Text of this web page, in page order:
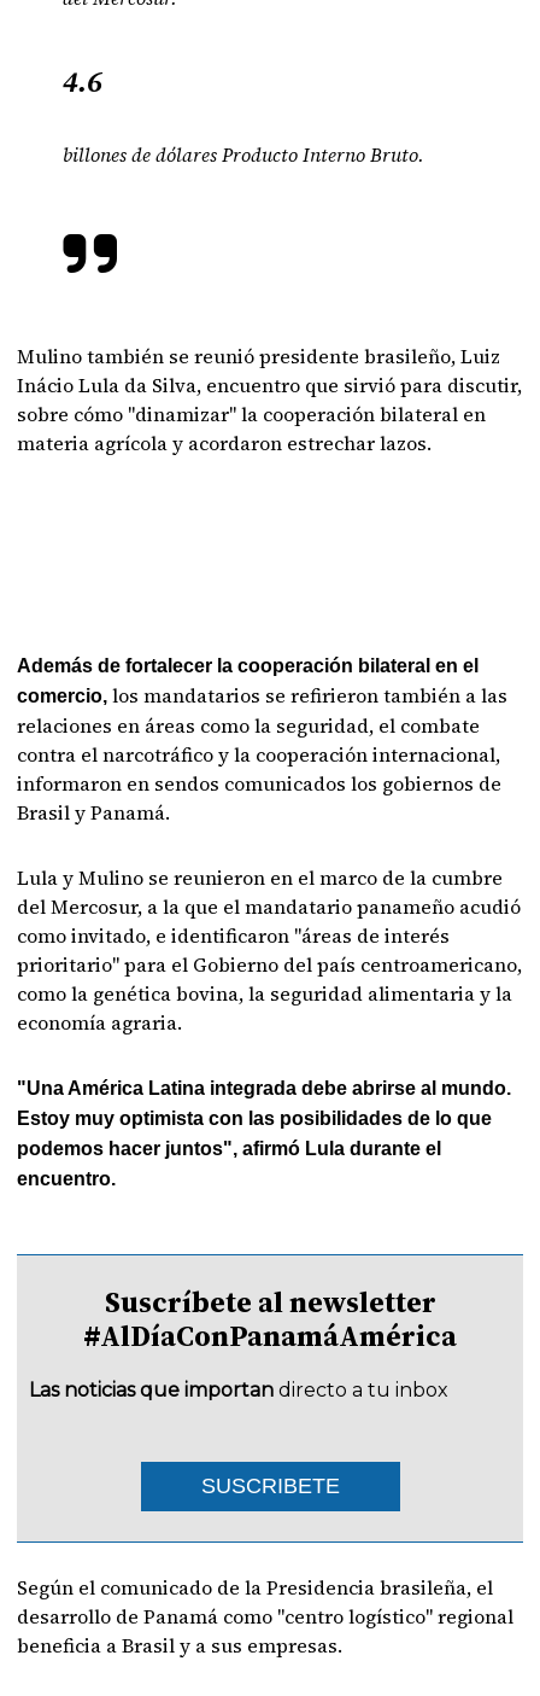
4.6
billones de dólares Producto Interno Bruto.
Mulino también se reunió presidente brasileño, Luiz
Inácio Lula da Silva, encuentro que sirvió para discutir,
sobre cómo "dinamizar" la cooperación bilateral en
materia agrícola y acordaron estrechar lazos.
Además de fortalecer la cooperación bilateral en el
comercio, los mandatarios se refirieron también a las
relaciones en áreas como la seguridad, el combate
contra el narcotráfico y la cooperación internacional,
informaron en sendos comunicados los gobiernos de
Brasil y Panamá.
Lula y Mulino se reunieron en el marco de la cumbre
del Mercosur, a la que el mandatario panameño acudió
como invitado, e identificaron "áreas de interés
prioritario" para el Gobierno del país centroamericano,
como la genética bovina, la seguridad alimentaria y la
economía agraria.
"Una América Latina integrada debe abrirse al mundo.
Estoy muy optimista con las posibilidades de lo que
podemos hacer juntos", afirmó Lula durante el
encuentro.
Suscríbete al newsletter
#AlDíaConPanamáAmérica
Las noticias que importan directo a tu inbox
SUSCRIBETE
Según el comunicado de la Presidencia brasileña, el
desarrollo de Panamá como "centro logístico" regional
beneficia a Brasil y a sus empresas.